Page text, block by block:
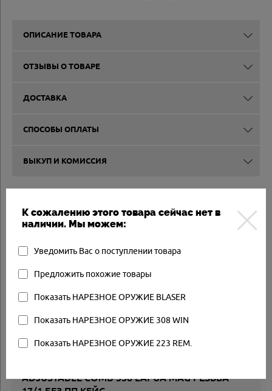
ОПИСАНИЕ ТОВАРА
ОТЗЫВЫ О ТОВАРЕ
ДОСТАВКА
СПОСОБЫ ОПЛАТЫ
ВЫКУП И КОМИССИЯ
К сожалению этого товара сейчас нет в
наличии. Мы можем:
Уведомить Вас о поступлении товара
Предложить похожие товары
Показать НАРЕЗНОЕ ОРУЖИЕ BLASER
Показать НАРЕЗНОЕ ОРУЖИЕ 308 WIN
Показать НАРЕЗНОЕ ОРУЖИЕ 223 REM.
ADJUSTABLE COMB 338 LAPUA MAG РЕЗЬБА